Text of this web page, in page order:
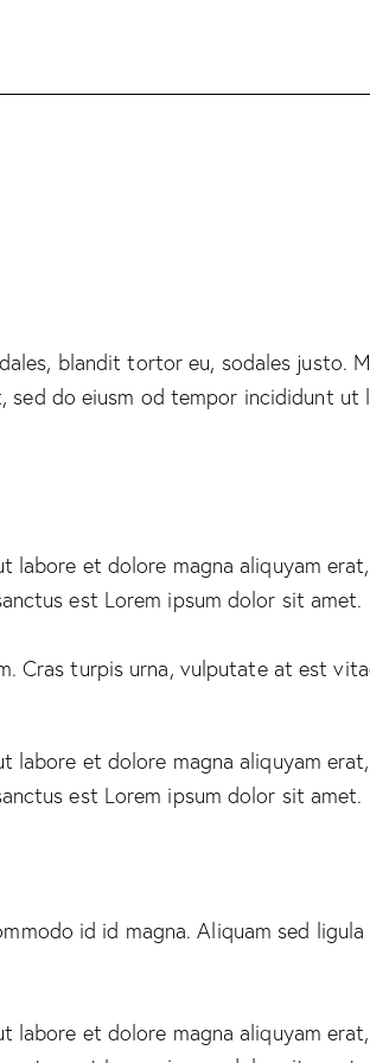
blandit tortor eu, sodales justo.
do eiusm od tempor incididunt ut
et dolore magna aliquyam
est Lorem ipsum dolor sit amet.
Cras turpis urna, vulputate at est
et dolore magna aliquyam
est Lorem ipsum dolor sit amet.
id id magna. Aliquam sed
et dolore magna aliquyam